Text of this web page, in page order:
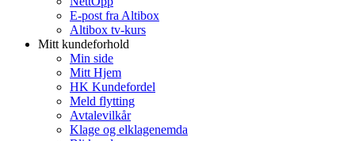
E-post fra Altibox
Altibox tv-kurs
Mitt kundeforhold
Min side
Mitt Hjem
HK Kundefordel
Meld flytting
Avtalevilkår
Klage og elklagenemda